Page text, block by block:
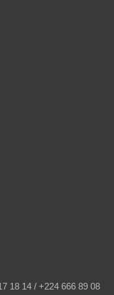
18 14 / +224 666 89 08